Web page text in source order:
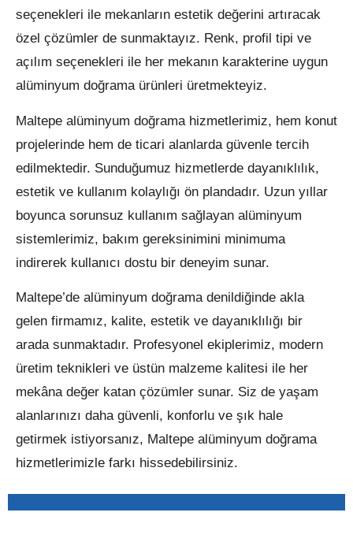
seçenekleri ile mekanların estetik değerini artıracak
özel çözümler de sunmaktayız. Renk, profil tipi ve
açılım seçenekleri ile her mekanın karakterine uygun
alüminyum doğrama ürünleri üretmekteyiz.
Maltepe alüminyum doğrama hizmetlerimiz, hem konut
projelerinde hem de ticari alanlarda güvenle tercih
edilmektedir. Sunduğumuz hizmetlerde dayanıklılık,
estetik ve kullanım kolaylığı ön plandadır. Uzun yıllar
boyunca sorunsuz kullanım sağlayan alüminyum
sistemlerimiz, bakım gereksinimini minimuma
indirerek kullanıcı dostu bir deneyim sunar.
Maltepe’de alüminyum doğrama denildiğinde akla
gelen firmamız, kalite, estetik ve dayanıklılığı bir
arada sunmaktadır. Profesyonel ekiplerimiz, modern
üretim teknikleri ve üstün malzeme kalitesi ile her
mekâna değer katan çözümler sunar. Siz de yaşam
alanlarınızı daha güvenli, konforlu ve şık hale
getirmek istiyorsanız, Maltepe alüminyum doğrama
hizmetlerimizle farkı hissedebilirsiniz.